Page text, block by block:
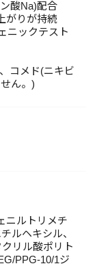
酸Na)配合
がりが持続
ニックテスト
コメド(ニキビ
ん。)
ニルトリメチ
ルヘキシル、
リル酸ポリト
PPG-10/1ジ